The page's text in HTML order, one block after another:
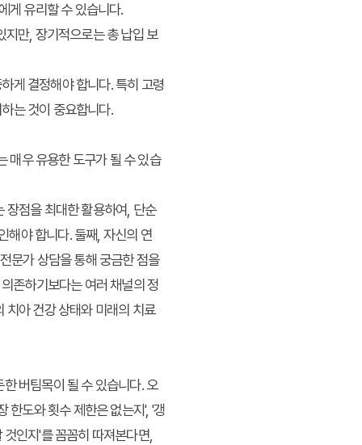
게 유리할 수 있습니다.
지만, 장기적으로는 총 납입 보
게 결정해야 합니다. 특히 고령
는 것이 중요합니다.
매우 유용한 도구가 될 수 있습
장점을 최대한 활용하여, 단순
해야 합니다. 둘째, 자신의 연
문가 상담을 통해 궁금한 점을
존하기보다는 여러 채널의 정
치아 건강 상태와 미래의 치료
버팀목이 될 수 있습니다. 오
한도와 횟수 제한은 없는지', '갱
인지'를 꼼꼼히 따져본다면,